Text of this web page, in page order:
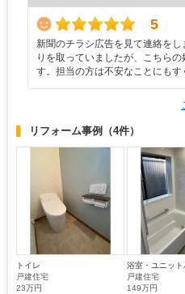
5
新聞のチラシ広告を見て連絡を
りを取っていましたが、こちら
す。担当の方は不安なことにもす
リフォーム事例 （4件）
トイレ
戸建住宅
23万円
浴室・ユニット
戸建住宅
149万円